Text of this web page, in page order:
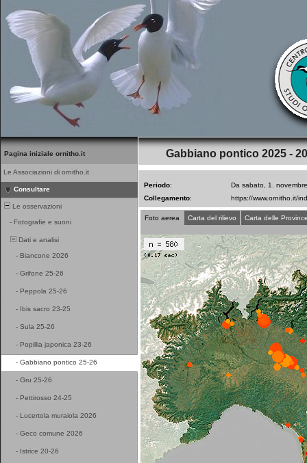
Pagina iniziale ornitho.it
Le Associazioni di ornitho.it
Consultare
Le osservazioni
- Fotografie e suoni
Dati e analisi
- Biancone 2026
- Grifone 25-26
- Peppola 25-26
- Ibis sacro 23-25
- Sula 25-26
- Popillia japonica 23-26
- Gabbiano pontico 25-26
- Gru 25-26
- Pettirosso 24-25
- Lucertola muraiola 2026
- Geco comune 2026
- Istrice 20-26
Gabbiano pontico 2025 -
Periodo:
Da sabato, 1.
Collegamento:
Foto aerea Carta del rilievo Carta delle